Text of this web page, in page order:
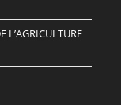
L’AGRICULTURE